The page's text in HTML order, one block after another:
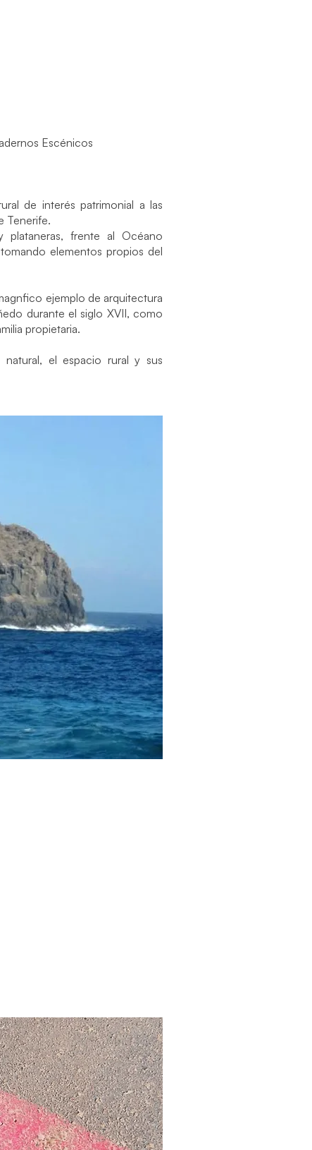
Escénicos
de interés patrimonial a las
Tenerife.
plataneras, frente al Océano
elementos propios del
ejemplo de arquitectura
durante el siglo XVII, como
propietaria.
el espacio rural y sus